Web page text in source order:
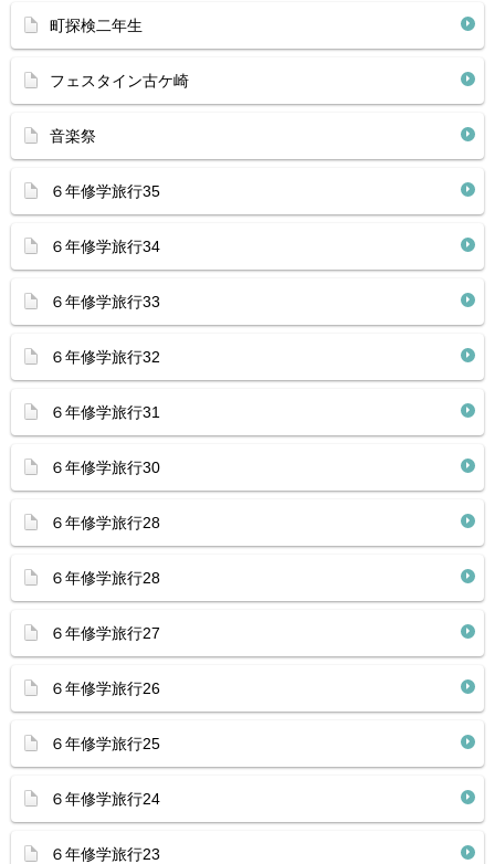
町探検二年生
フェスタイン古ケ崎
音楽祭
６年修学旅行35
６年修学旅行34
６年修学旅行33
６年修学旅行32
６年修学旅行31
６年修学旅行30
６年修学旅行28
６年修学旅行28
６年修学旅行27
６年修学旅行26
６年修学旅行25
６年修学旅行24
６年修学旅行23